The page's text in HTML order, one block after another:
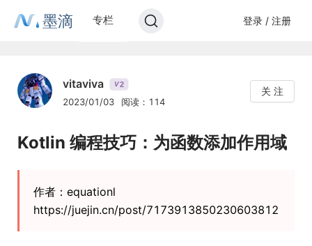
墨滴 专栏 登录 / 注册
vitaviva V2
2023/01/03 阅读：114
关 注
Kotlin 编程技巧：为函数添加作用域
作者：equationl
https://juejin.cn/post/7173913850230603812